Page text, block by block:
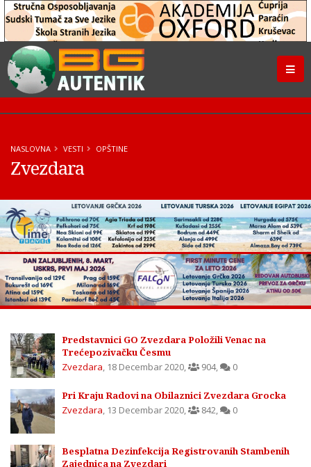
NASLOVNA VESTI OPŠTINE
Zvezdara
Predstavnici GO Zvezdara Položili Venac na
Trećepozivačku Česmu
Zvezdara, 18 Decembar 2020, 904, 0
Pri Kraju Radovi na Obilaznici Zvezdara Grocka
Zvezdara, 13 Decembar 2020, 842, 0
Besplatna Dezinfekcija Registrovanih Stambenih
Zajednica na Zvezdari